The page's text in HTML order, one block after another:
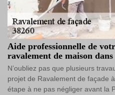
Aide professionnelle de
ravalement de maison dans
N’oubliez pas que plusieurs
projet de Ravalement de façade
étape à ne pas négliger avant la